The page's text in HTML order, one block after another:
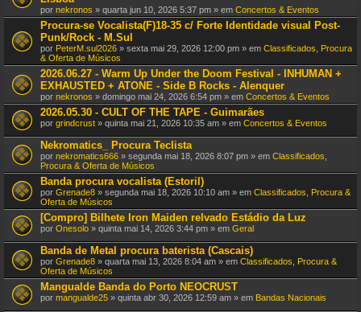
por nekronos » quarta jun 10, 2026 5:37 pm » em Concertos & Eventos
Procura-se Vocalista(F)18-35 c/ Forte Identidade visual Post-
Punk/Rock - M.Sul
por PeterM.sul2026 » sexta mai 29, 2026 12:00 pm » em Classificados, Procura
& Oferta de Músicos
2026.06.27 - Warm Up Under the Doom Festival - INHUMAN +
EXHAUSTED + ATONE - Side B Rocks - Alenquer
por nekronos » domingo mai 24, 2026 6:54 pm » em Concertos & Eventos
2026.05.30 - CULT OF THE TAPE - Guimarães
por grindcrust » quinta mai 21, 2026 10:35 am » em Concertos & Eventos
Nekromatics_ Procura Teclista
por nekromatics666 » segunda mai 18, 2026 8:07 pm » em Classificados,
Procura & Oferta de Músicos
Banda procura vocalista (Estoril)
por Grenade8 » segunda mai 18, 2026 10:10 am » em Classificados, Procura &
Oferta de Músicos
[Compro] Bilhete Iron Maiden relvado Estádio da Luz
por Onesolo » quinta mai 14, 2026 3:44 pm » em Geral
Banda de Metal procura baterista (Cascais)
por Grenade8 » quarta mai 13, 2026 8:04 am » em Classificados, Procura &
Oferta de Músicos
Mangualde Banda do Porto NEOCRUST
por mangualde25 » quinta abr 30, 2026 12:59 am » em Bandas Nacionais